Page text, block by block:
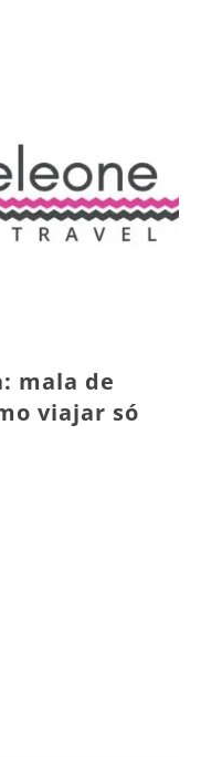
mala de
viajar só